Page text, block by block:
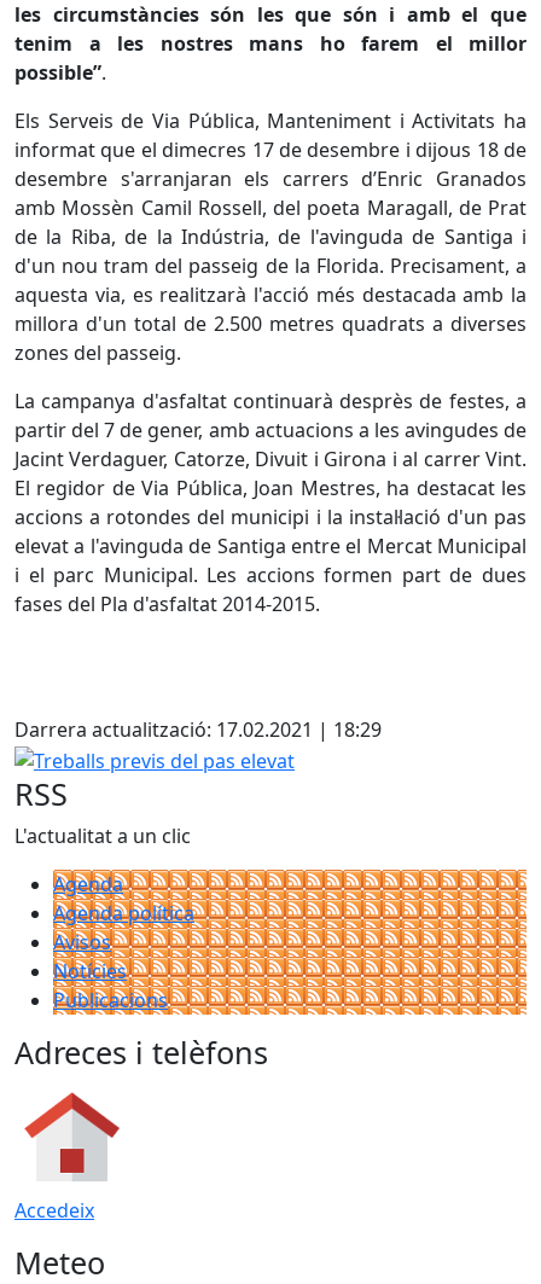
les circumstàncies són les que són i amb el que
tenim a les nostres mans ho farem el millor
possible”.
Els Serveis de Via Pública, Manteniment i Activitats ha
informat que el dimecres 17 de desembre i dijous 18 de
desembre s'arranjaran els carrers d’Enric Granados
amb Mossèn Camil Rossell, del poeta Maragall, de Prat
de la Riba, de la Indústria, de l'avinguda de Santiga i
d'un nou tram del passeig de la Florida. Precisament, a
aquesta via, es realitzarà l'acció més destacada amb la
millora d'un total de 2.500 metres quadrats a diverses
zones del passeig.
La campanya d'asfaltat continuarà desprès de festes, a
partir del 7 de gener, amb actuacions a les avingudes de
Jacint Verdaguer, Catorze, Divuit i Girona i al carrer Vint.
El regidor de Via Pública, Joan Mestres, ha destacat les
accions a rotondes del municipi i la instal·lació d'un pas
elevat a l'avinguda de Santiga entre el Mercat Municipal
i el parc Municipal. Les accions formen part de dues
fases del Pla d'asfaltat 2014-2015.
Darrera actualització: 17.02.2021 | 18:29
Treballs previs del pas elevat
RSS
L'actualitat a un clic
Agenda
Agenda política
Avisos
Notícies
Publicacions
Adreces i telèfons
Accedeix
Meteo